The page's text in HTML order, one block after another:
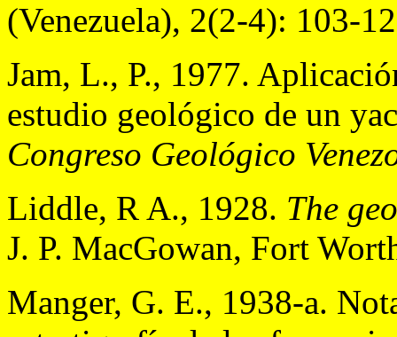
(Venezuela), 2(2-4): 103-
Jam, L., P., 1977.
estudio geológico de un
Congreso Geológico
Liddle, R A., 1928. The
J. P. MacGowan, Fort
Manger, G. E., 1938-a.